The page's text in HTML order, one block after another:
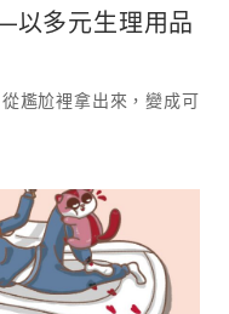
多元生理用品
尷尬裡拿出來，變成可